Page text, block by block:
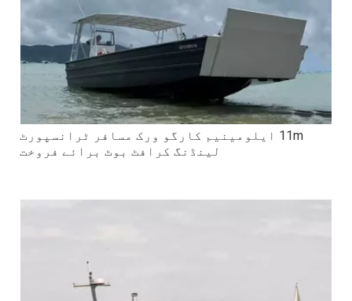
11m ایلومینیم کارگو ورک مسافر ٹرانسپورٹ
لینڈنگ کرافٹ بوٹ برائے فروخت